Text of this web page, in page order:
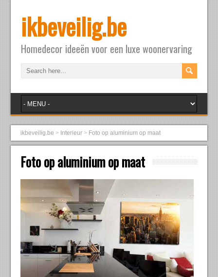
ikbeveilig.be
Homedecor ideeën voor een luxe woonervaring
ikbeveilig.be > Interieur > Foto op aluminium op maat
Foto op aluminium op maat